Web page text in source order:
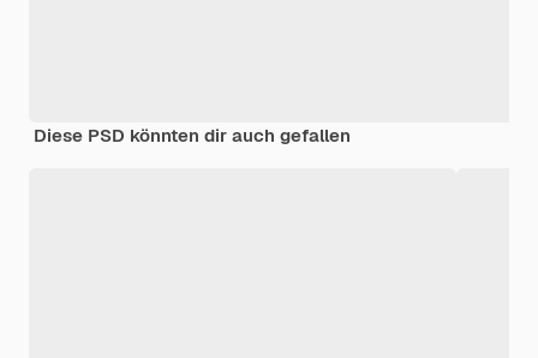
Diese PSD könnten dir auch gefallen